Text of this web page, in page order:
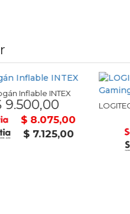
Inflable INTEX
$ 8.075,00
$ 7.125,00